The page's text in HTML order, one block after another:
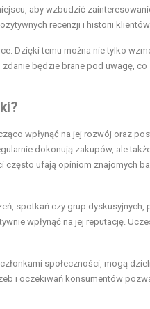
aby wzbudzić
recenzji i historii klientów.
Dzięki temu można nie tylko
będzie brane pod uwagę,
wpłynąć na jej rozwój oraz
dokonują zakupów, ale
ufają opiniom znajomych
spotkań czy grup dyskusyjnych,
wpłynąć na jej reputację.
społeczności, mogą
i oczekiwań konsumentów